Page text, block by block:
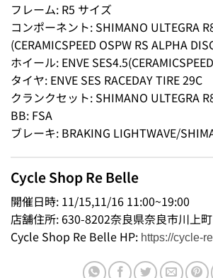
フレーム: R5 サイズ
コンポーネント: SHIMANO ULTEGRA
(CERAMICSPEED OSPW RS ALPHA
ホイール: ENVE
タイヤ: ENVE SES RACEDAY TIRE 29C
クランクセット: SHIMANO ULTEGRA
BB: FSA
ブレーキ: BRAKING LIGHTWAVE/
Cycle Shop Re Belle
開催日時: 11/15,11/16 11:00~19:00
店舗住所: 630-8202奈良県奈良市川上
Cycle Shop Re Belle HP: https://cycle-